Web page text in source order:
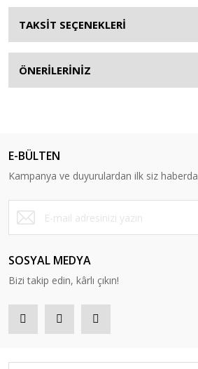
TAKSİT SEÇENEKLERİ
ÖNERİLERİNİZ
E-BÜLTEN
Kampanya ve duyurulardan ilk siz
SOSYAL MEDYA
Bizi takip edin, kârlı çıkın!